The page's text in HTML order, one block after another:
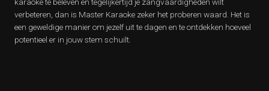
verbeteren, dan is Master Karaoke zeker het proberen waard. Het is
een geweldige manier om jezelf uit te dagen en te ontdekken hoeveel
potentieel er in jouw stem schuilt.